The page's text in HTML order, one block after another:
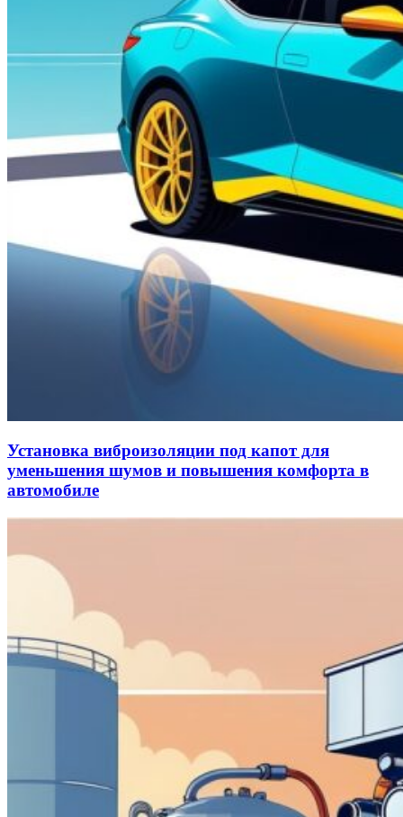
Установка виброизоляции под капот для
уменьшения шумов и повышения комфорта в
автомобиле